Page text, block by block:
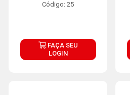
Código: 25
FAÇA SEU
LOGIN